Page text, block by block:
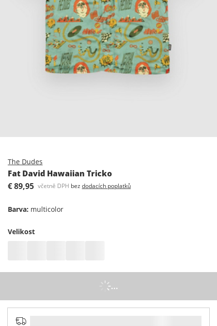
The Dudes
Fat David Hawaiian Tricko
€ 89,95 včetně DPH bez dodacích poplatků
Barva: multicolor
Velikost
...